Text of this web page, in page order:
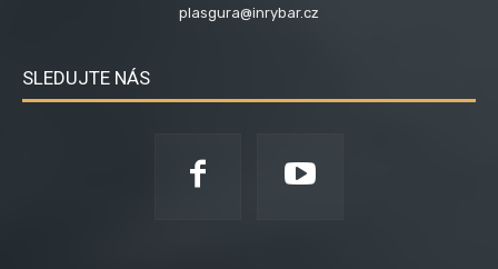
plasgura@inrybar.cz
SLEDUJTE NÁS